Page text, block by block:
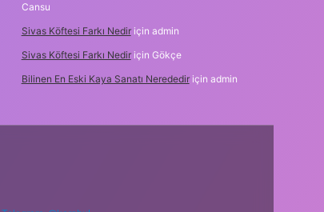
Cansu
Sivas Köftesi Farkı Nediriçin admin
Sivas Köftesi Farkı Nediriçin Gökçe
Bilinen En Eski Kaya Sanatı Neredediriçin admin